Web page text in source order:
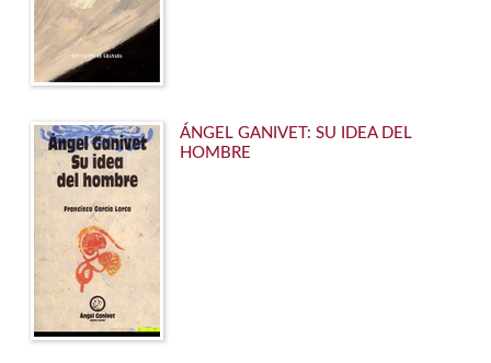
ÁNGEL GANIVET: SU IDEA DEL
HOMBRE